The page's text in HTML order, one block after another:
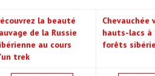
la beauté
de la Russie
au cours
trek
Chevauchée
hauts-lacs à
forêts